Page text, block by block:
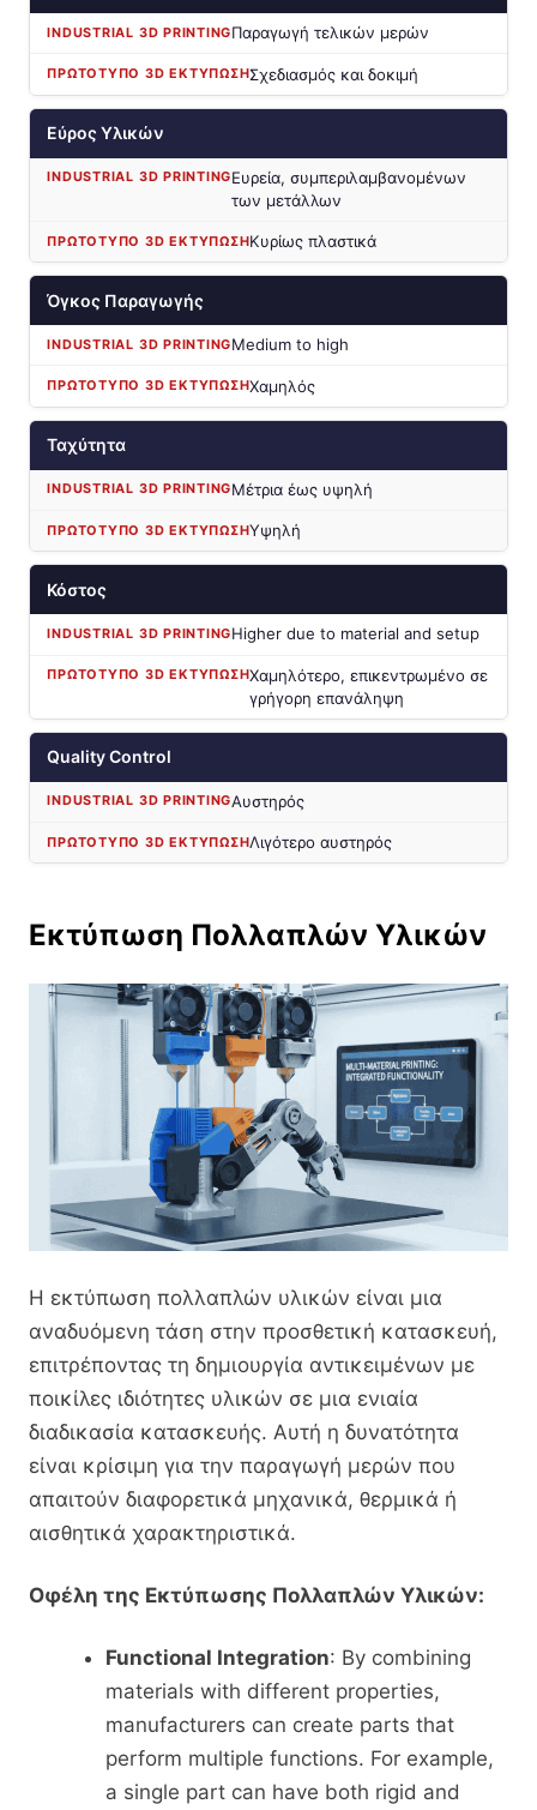
Παραγωγή τελικών μερών
Σχεδιασμός και δοκιμή
Εύρος Υλικών
Ευρεία, συμπεριλαμβανομένων
των μετάλλων
Κυρίως πλαστικά
Όγκος Παραγωγής
Medium to high
Χαμηλός
Ταχύτητα
Μέτρια έως υψηλή
Υψηλή
Κόστος
Higher due to material and setup
Χαμηλότερο, επικεντρωμένο σε
γρήγορη επανάληψη
Quality Control
Αυστηρός
Λιγότερο αυστηρός
Εκτύπωση Πολλαπλών Υλικών
Η εκτύπωση πολλαπλών υλικών είναι μια
αναδυόμενη τάση στην προσθετική κατασκευή,
επιτρέποντας τη δημιουργία αντικειμένων με
ποικίλες ιδιότητες υλικών σε μια ενιαία
διαδικασία κατασκευής. Αυτή η δυνατότητα
είναι κρίσιμη για την παραγωγή μερών που
απαιτούν διαφορετικά μηχανικά, θερμικά ή
αισθητικά χαρακτηριστικά.
Οφέλη της Εκτύπωσης Πολλαπλών Υλικών:
Functional Integration: By combining
materials with different properties,
manufacturers can create parts that
perform multiple functions. For example,
a single part can have both rigid and